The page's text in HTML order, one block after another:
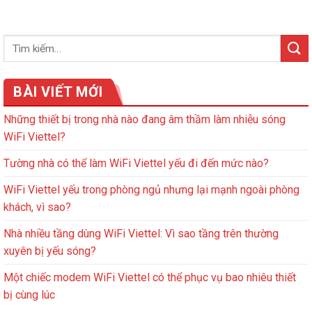
BÀI VIẾT MỚI
Những thiết bị trong nhà nào đang âm thầm làm nhiễu sóng
WiFi Viettel?
Tường nhà có thể làm WiFi Viettel yếu đi đến mức nào?
WiFi Viettel yếu trong phòng ngủ nhưng lại mạnh ngoài phòng
khách, vì sao?
Nhà nhiều tầng dùng WiFi Viettel: Vì sao tầng trên thường
xuyên bị yếu sóng?
Một chiếc modem WiFi Viettel có thể phục vụ bao nhiêu thiết
bị cùng lúc